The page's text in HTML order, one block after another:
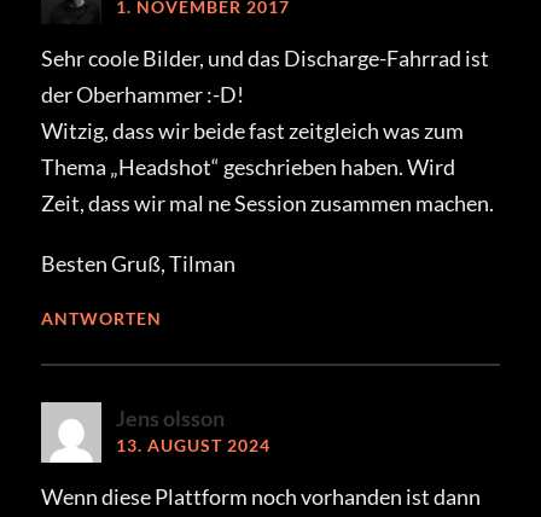
1. NOVEMBER 2017
Sehr coole Bilder, und das Discharge-Fahrrad ist
der Oberhammer :-D!
Witzig, dass wir beide fast zeitgleich was zum
Thema „Headshot“ geschrieben haben. Wird
Zeit, dass wir mal ne Session zusammen machen.
Besten Gruß, Tilman
ANTWORTEN
Jens olsson
13. AUGUST 2024
Wenn diese Plattform noch vorhanden ist dann